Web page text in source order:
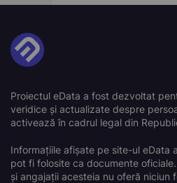
Proiectul eData a fost dezvoltat
veridice și actualizate despre
activează în cadrul legal din
Informațiile afișate pe site-ul eData
pot fi folosite ca documente
și angajații acesteia nu oferă niciun